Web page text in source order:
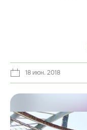
18 июн. 2018